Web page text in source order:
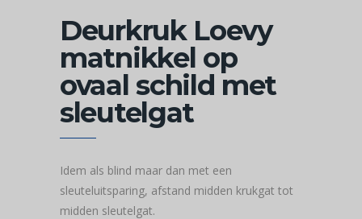
Deurkruk Loevy
matnikkel op
ovaal schild met
sleutelgat
Idem als blind maar dan met een
sleuteluitsparing, afstand midden krukgat tot
midden sleutelgat.